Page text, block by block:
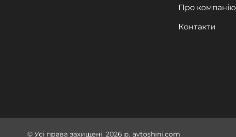
Про
Контакти
© Усі права захищені. 2026 р. avtoshini.com